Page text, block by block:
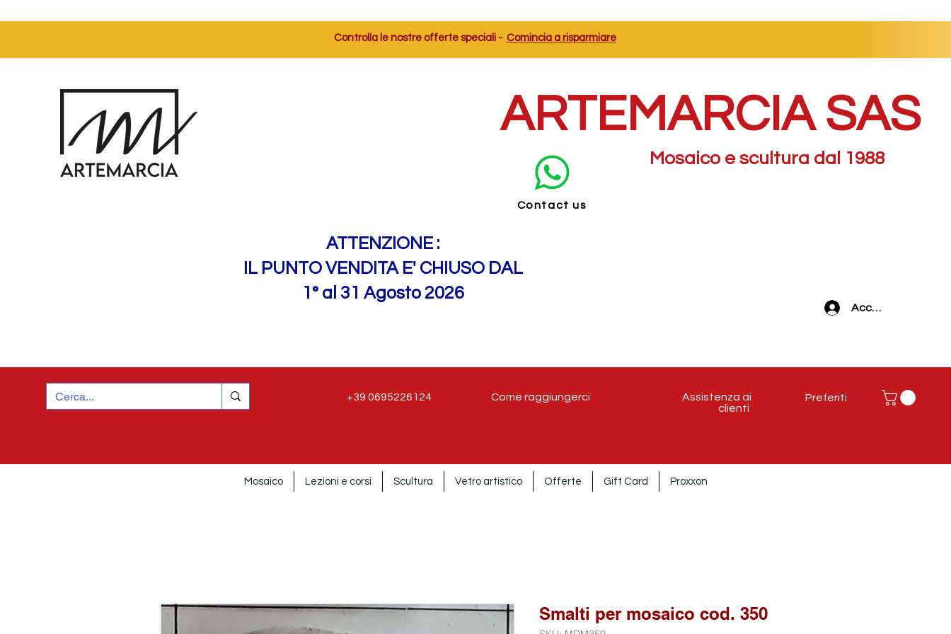
Controlla le nostre offerte speciali - Comincia a risparmiare
ARTEMARCIA SAS
Contact us
Mosaico e scultura dal 1988
ATTENZIONE :
IL PUNTO VENDITA E' CHIUSO DAL
1° al 31 Agosto 2026
Preferiti
Accedi
+39 0695226124 Come raggiungerci
Assistenza ai
clienti
Mosaico Lezioni e corsi Scultura Vetro artistico Offerte Gift Card Proxxon
Smalti per mosaico cod. 350